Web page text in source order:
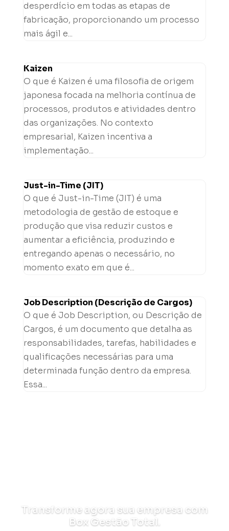
desperdício em todas as etapas de
fabricação, proporcionando um processo
mais ágil e...
Kaizen
O que é Kaizen é uma filosofia de origem
japonesa focada na melhoria contínua de
processos, produtos e atividades dentro
das organizações. No contexto
empresarial, Kaizen incentiva a
implementação...
Just-in-Time (JIT)
O que é Just-in-Time (JIT) é uma
metodologia de gestão de estoque e
produção que visa reduzir custos e
aumentar a eficiência, produzindo e
entregando apenas o necessário, no
momento exato em que é...
Job Description (Descrição de Cargos)
O que é Job Description, ou Descrição de
Cargos, é um documento que detalha as
responsabilidades, tarefas, habilidades e
qualificações necessárias para uma
determinada função dentro da empresa.
Essa...
Transforme agora sua empresa com
Box Gestão Total.